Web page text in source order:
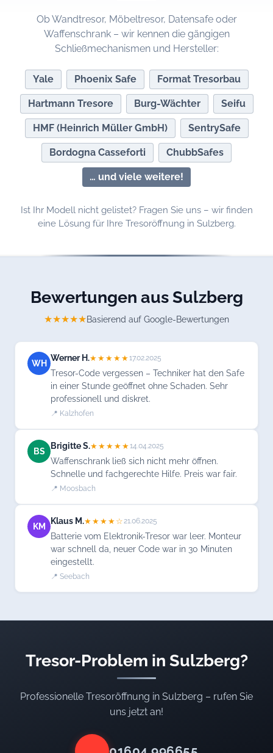
Ob Wandtresor, Möbeltresor, Datensafe oder
Waffenschrank – wir kennen die gängigen
Schließmechanismen und Hersteller:
Yale Phoenix Safe Format Tresorbau
Hartmann Tresore Burg-Wächter Seifu
HMF (Heinrich Müller GmbH) SentrySafe
Bordogna Casseforti ChubbSafes
… und viele weitere!
Ist Ihr Modell nicht gelistet? Fragen Sie uns – wir finden
eine Lösung für Ihre Tresoröffnung in Sulzberg.
Bewertungen aus Sulzberg
★★★★★Basierend auf Google-Bewertungen
WH
Werner H.★★★★★17.02.2025
Tresor-Code vergessen – Techniker hat den Safe
in einer Stunde geöffnet ohne Schaden. Sehr
professionell und diskret.
📍 Kalzhofen
BS
Brigitte S.★★★★★14.04.2025
Waffenschrank ließ sich nicht mehr öffnen.
Schnelle und fachgerechte Hilfe. Preis war fair.
📍 Moosbach
KM
Klaus M.★★★★☆21.06.2025
Batterie vom Elektronik-Tresor war leer. Monteur
war schnell da, neuer Code war in 30 Minuten
eingestellt.
📍 Seebach
Tresor-Problem in Sulzberg?
Professionelle Tresoröffnung in Sulzberg – rufen Sie
uns jetzt an!